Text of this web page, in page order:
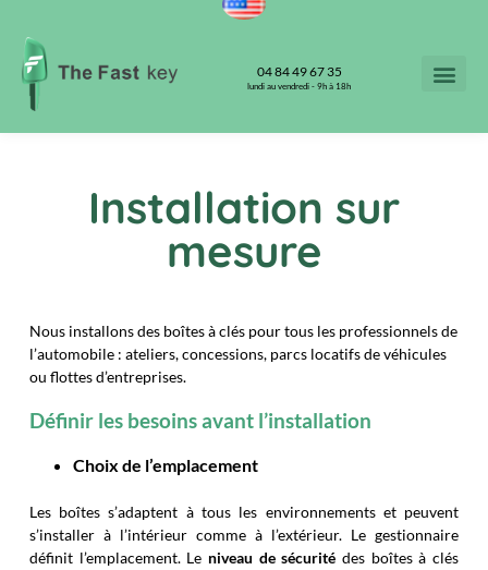
04 84 49 67 35
lundi au vendredi - 9h à 18h
Installation sur
mesure
Nous installons des boîtes à clés pour tous les professionnels de
l’automobile : ateliers, concessions, parcs locatifs de véhicules
ou flottes d’entreprises.
Définir les besoins avant l’installation
Choix de l’emplacement
Les boîtes s’adaptent à tous les environnements et peuvent
s’installer à l’intérieur comme à l’extérieur. Le gestionnaire
définit l’emplacement. Le niveau de sécurité des boîtes à clés